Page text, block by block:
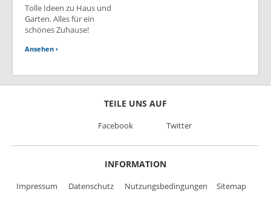
Tolle Ideen zu Haus und
Garten. Alles für ein
schönes Zuhause!
Ansehen ›
TEILE UNS AUF
Facebook Twitter
INFORMATION
Impressum Datenschutz Nutzungsbedingungen Sitemap